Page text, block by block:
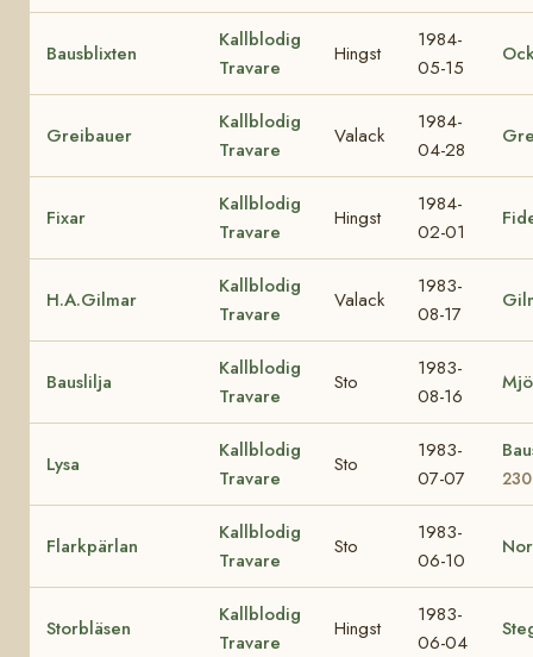
Bausblixten
Kallblodig
Travare
Hingst
1984-
05-15
Greibauer
Kallblodig
Travare
Valack
1984-
04-28
Fixar
Kallblodig
Travare
Hingst
1984-
02-01
H.A.Gilmar
Kallblodig
Travare
Valack
1983-
08-17
Bauslilja
Kallblodig
Travare
Sto
1983-
08-16
Lysa
Kallblodig
Travare
Sto
1983-
07-07
230
Flarkpärlan
Kallblodig
Travare
Sto
1983-
06-10
Storbläsen
Kallblodig
Travare
Hingst
1983-
06-04